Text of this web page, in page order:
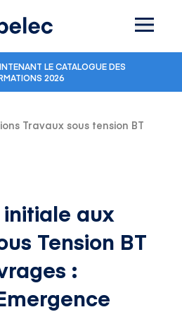
LE CATALOGUE DES
2026
Travaux sous tension BT
aux
Tension BT
: